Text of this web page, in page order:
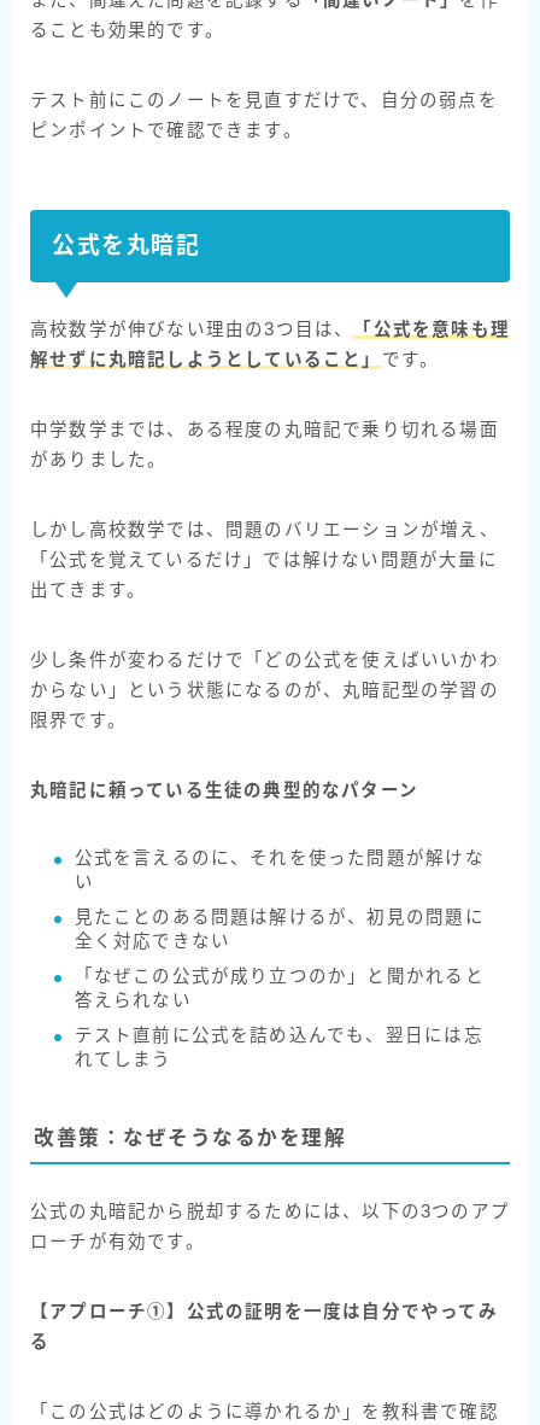
ることも効果的です。
テスト前にこのノートを見直すだけで、自分の弱点を
ピンポイントで確認できます。
公式を丸暗記
高校数学が伸びない理由の3つ目は、
「公式を意味も理
解せずに丸暗記しようとしていること」 です。
中学数学までは、ある程度の丸暗記で乗り切れる場面
がありました。
しかし高校数学では、問題のバリエーションが増え、
「公式を覚えているだけ」では解けない問題が大量に
出てきます。
少し条件が変わるだけで「どの公式を使えばいいかわ
からない」という状態になるのが、丸暗記型の学習の
限界です。
丸暗記に頼っている生徒の典型的なパターン
公式を言えるのに、それを使った問題が解けな
い
見たことのある問題は解けるが、初見の問題に
全く対応できない
「なぜこの公式が成り立つのか」と聞かれると
答えられない
テスト直前に公式を詰め込んでも、翌日には忘
れてしまう
改善策：なぜそうなるかを理解
公式の丸暗記から脱却するためには、以下の3つのアプ
ローチが有効です。
【アプローチ①】公式の証明を一度は自分でやってみ
る
「この公式はどのように導かれるか」を教科書で確認